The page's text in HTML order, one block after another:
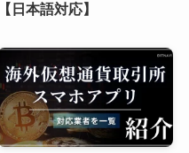
【日本語対応】